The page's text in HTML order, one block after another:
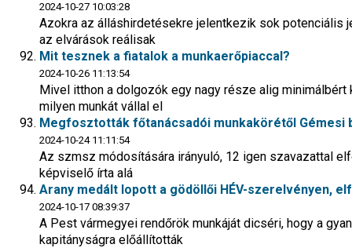
2024-10-27 10:03:28
Azokra az álláshirdetésekre jelentkezik sok potenciális
az elvárások reálisak
Mit tesznek a fiatalok a munkaerőpiaccal?
2024-10-26 11:13:54
Mivel itthon a dolgozók egy nagy része alig
milyen munkát vállal el
Megfosztották főtanácsadói munkakörétől Gémesi
2024-10-24 11:11:54
Az szmsz módosítására irányuló, 12 igen szavazattal
képviselő írta alá
Arany medált lopott a gödöllői HÉV-szerelvényen,
2024-10-17 08:39:37
A Pest vármegyei rendőrök munkáját dicséri, hogy a
kapitányságra előállították